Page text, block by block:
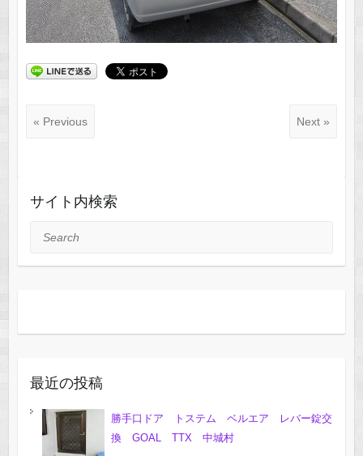
« Previous Next »
サイト内検索
Search
最近の投稿
勝手口ドア トステム ベルエア レバー錠交
換 GOAL TTX 中城村